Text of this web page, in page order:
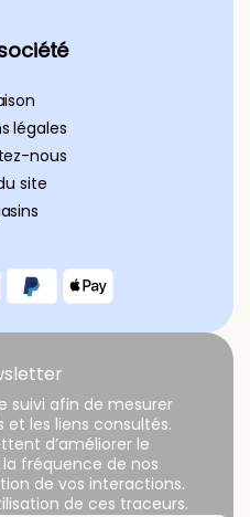
légales
nous
site
suivi afin de mesurer
et les liens consultés.
d’améliorer le
fréquence de nos
de vos interactions.
de ces traceurs.